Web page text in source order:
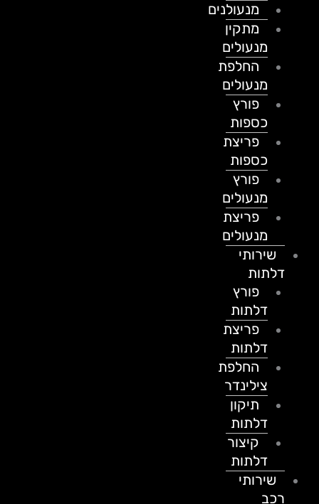
מנעולנים
מתקין
מנעולים
החלפת
מנעולים
פורץ
כספות
פריצת
כספות
פורץ
מנעולים
פריצת
מנעולים
שירותי
דלתות
פורץ
דלתות
פריצת
דלתות
החלפת
צילינדר
תיקון
דלתות
קיצור
דלתות
שירותי